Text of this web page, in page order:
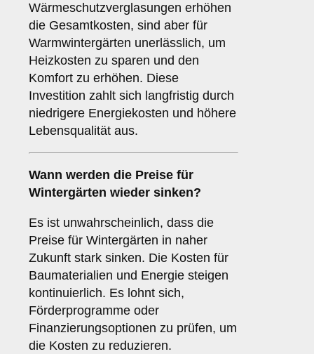
Wärmeschutzverglasungen erhöhen
die Gesamtkosten, sind aber für
Warmwintergärten unerlässlich, um
Heizkosten zu sparen und den
Komfort zu erhöhen. Diese
Investition zahlt sich langfristig durch
niedrigere Energiekosten und höhere
Lebensqualität aus.
Wann werden die Preise für
Wintergärten wieder sinken?
Es ist unwahrscheinlich, dass die
Preise für Wintergärten in naher
Zukunft stark sinken. Die Kosten für
Baumaterialien und Energie steigen
kontinuierlich. Es lohnt sich,
Förderprogramme oder
Finanzierungsoptionen zu prüfen, um
die Kosten zu reduzieren.